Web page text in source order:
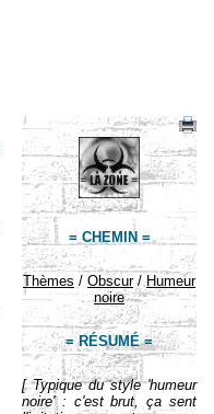
= CHEMIN =
Thèmes / Obscur/Humeur
noire
= RÉSUMÉ =
[ Typique du style 'humeur
noire' : c'est brut, ça sent